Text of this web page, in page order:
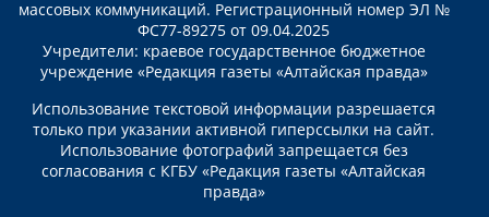
массовых коммуникаций. Регистрационный номер ЭЛ №
ФС77-89275 от 09.04.2025
Учредители: краевое государственное бюджетное
учреждение «Редакция газеты «Алтайская правда»
Использование текстовой информации разрешается
только при указании активной гиперссылки на сайт.
Использование фотографий запрещается без
согласования с КГБУ «Редакция газеты «Алтайская
правда»